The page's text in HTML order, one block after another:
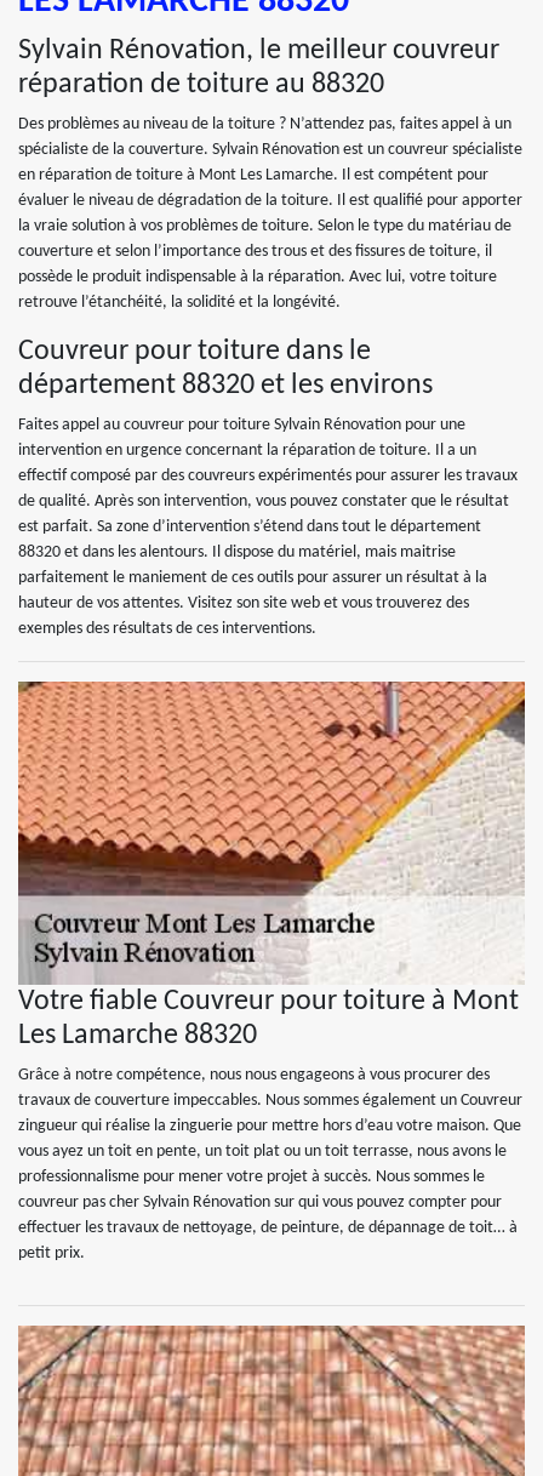
Sylvain Rénovation, le meilleur couvreur
réparation de toiture au 88320
Des problèmes au niveau de la toiture ? N’attendez pas, faites appel à un
spécialiste de la couverture. Sylvain Rénovation est un couvreur spécialiste
en réparation de toiture à Mont Les Lamarche. Il est compétent pour
évaluer le niveau de dégradation de la toiture. Il est qualifié pour apporter
la vraie solution à vos problèmes de toiture. Selon le type du matériau de
couverture et selon l’importance des trous et des fissures de toiture, il
possède le produit indispensable à la réparation. Avec lui, votre toiture
retrouve l’étanchéité, la solidité et la longévité.
Couvreur pour toiture dans le
département 88320 et les environs
Faites appel au couvreur pour toiture Sylvain Rénovation pour une
intervention en urgence concernant la réparation de toiture. Il a un
effectif composé par des couvreurs expérimentés pour assurer les travaux
de qualité. Après son intervention, vous pouvez constater que le résultat
est parfait. Sa zone d’intervention s’étend dans tout le département
88320 et dans les alentours. Il dispose du matériel, mais maitrise
parfaitement le maniement de ces outils pour assurer un résultat à la
hauteur de vos attentes. Visitez son site web et vous trouverez des
exemples des résultats de ces interventions.
Votre fiable Couvreur pour toiture à Mont
Les Lamarche 88320
Grâce à notre compétence, nous nous engageons à vous procurer des
travaux de couverture impeccables. Nous sommes également un Couvreur
zingueur qui réalise la zinguerie pour mettre hors d’eau votre maison. Que
vous ayez un toit en pente, un toit plat ou un toit terrasse, nous avons le
professionnalisme pour mener votre projet à succès. Nous sommes le
couvreur pas cher Sylvain Rénovation sur qui vous pouvez compter pour
effectuer les travaux de nettoyage, de peinture, de dépannage de toit… à
petit prix.